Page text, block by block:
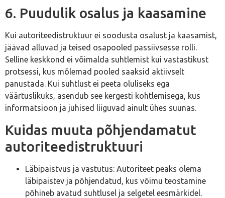
6. Puudulik osalus ja kaasamine
Kui autoriteedistruktuur ei soodusta osalust ja kaasamist,
jäävad alluvad ja teised osapooled passiivsesse rolli.
Selline keskkond ei võimalda suhtlemist kui vastastikust
protsessi, kus mõlemad pooled saaksid aktiivselt
panustada. Kui suhtlust ei peeta oluliseks ega
väärtuslikuks, asendub see kergesti kohtlemisega, kus
informatsioon ja juhised liiguvad ainult ühes suunas.
Kuidas muuta põhjendamatut
autoriteedistruktuuri
Läbipaistvus ja vastutus: Autoriteet peaks olema
läbipaistev ja põhjendatud, kus võimu teostamine
põhineb avatud suhtlusel ja selgetel eesmärkidel.